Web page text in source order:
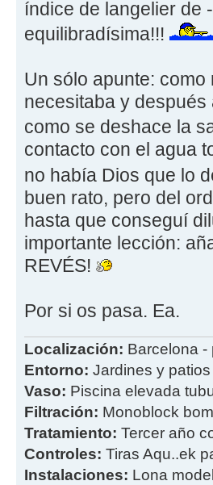
índice de langelier de
equilibradísima!!!
Un sólo apunte:
necesitaba y
como se deshace la
contacto con el agua
no había Dios que lo
buen rato, pero del
hasta que conseguí
importante lección:
REVÉS!
Por si os pasa. Ea.
Localización: Barcelona -
Entorno: Jardines y patios
Vaso: Piscina elevada
Filtración: Monoblock
Tratamiento: Tercer año
Controles: Tiras Aqu..ek
Instalaciones: Lona